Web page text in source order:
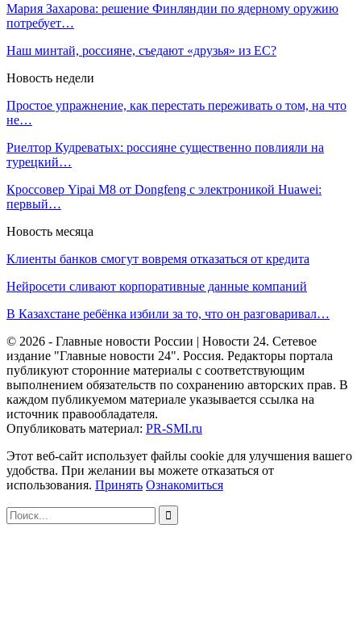
Мария Захарова: решение Финляндии по ядерному оружию
потребует…
Наш минтай, россияне, съедают «друзья» из ЕС?
Новость недели
Простое упражнение, как перестать переживать о том, на что
не…
Риелтор Кудреватых: россияне существенно повлияли на
турецкий…
Кроссовер Yipai M8 от Dongfeng с электроникой Huawei:
первый…
Новость месяца
Клиенты банков смогут вовремя отказаться от кредита
Нейросети сливают корпоративные данные компаний
В Казахстане ребёнка избили за то, что он разговаривал…
© 2026 - Главные новости России | Новости 24. Сетевое
издание "Главные новости 24". Россия. Редакторы портала
публикуют сторонние материалы с соответствующим
выполнением обязательств по сохранению авторских прав. В
каждом публикуемом материале указывается ссылка на
источник правообладателя.
Опубликовать материал: PR-SMI.ru
Этот веб-сайт использует файлы cookie для улучшения вашего
удобства. При желании вы можете отказаться от
использования. Принять Ознакомиться